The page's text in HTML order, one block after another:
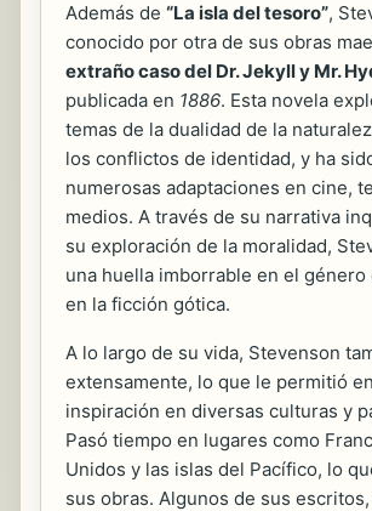
Además de “La isla del tesoro”,
conocido por otra de sus obras
extraño caso del Dr. Jekyll y Mr.
publicada en 1886. Esta novela
temas de la dualidad de la
los conflictos de identidad, y ha
numerosas adaptaciones en cine,
medios. A través de su narrativa
su exploración de la moralidad,
una huella imborrable en el
en la ficción gótica.
A lo largo de su vida, Stevenson
extensamente, lo que le permitió
inspiración en diversas culturas y
Pasó tiempo en lugares como
Unidos y las islas del Pacífico, lo
sus obras. Algunos de sus